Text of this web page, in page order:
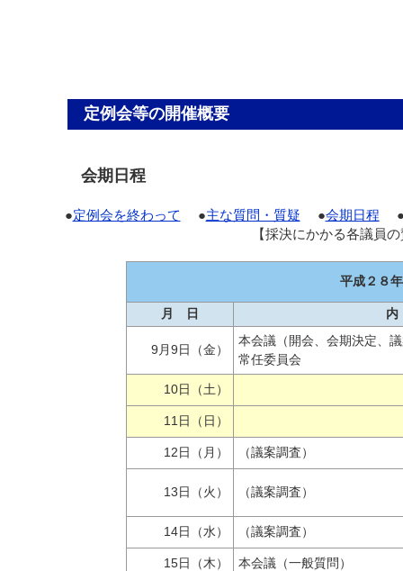
定例会等の開催概要
会期日程
●定例会を終わって ●主な質問・質疑 ●会期日程
【採決にかかる各議員
平成２８
月 日
9月9日（金）
本会議（開会、会期決定、
常任委員会
10日（土）
11日（日）
12日（月） （議案調査）
13日（火） （議案調査）
14日（水） （議案調査）
15日（木） 本会議（一般質問）